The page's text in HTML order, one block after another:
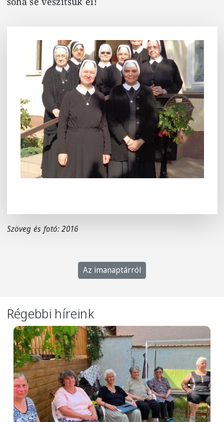
Szöveg és fotó: 2016
Az imanaptárról
Régebbi híreink
Image